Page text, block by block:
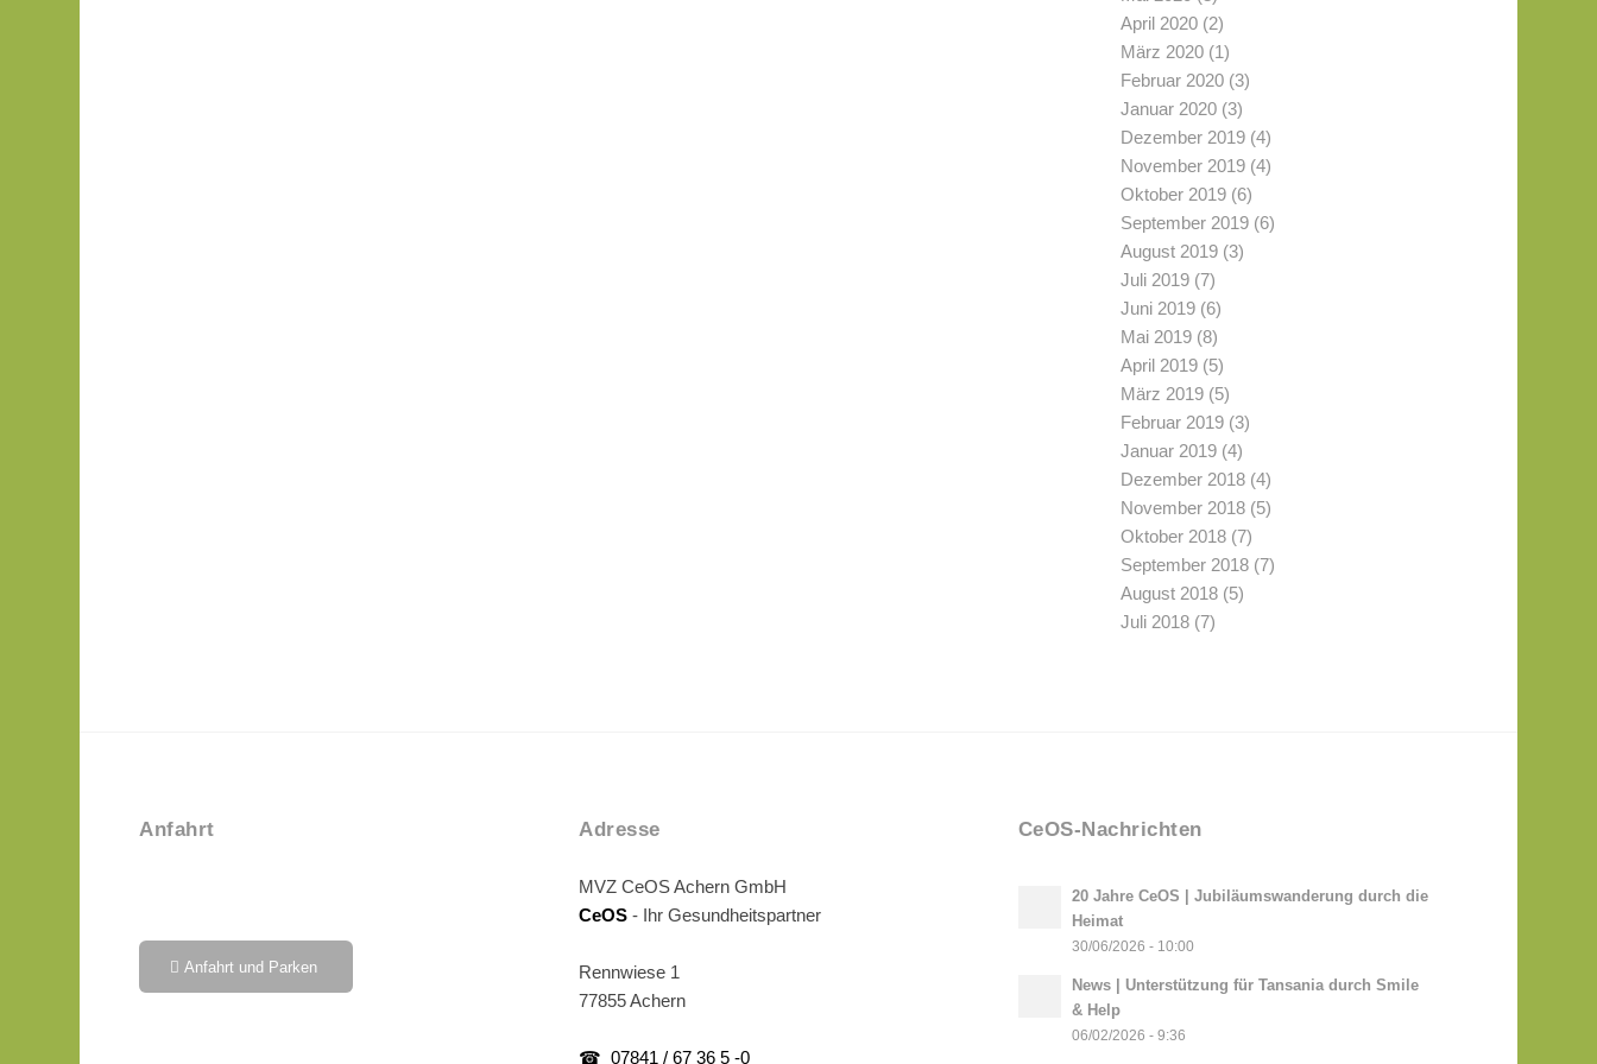
April 2020(2)
März 2020(1)
Februar 2020(3)
Januar 2020(3)
Dezember 2019(4)
November 2019(4)
Oktober 2019(6)
September 2019(6)
August 2019(3)
Juli 2019(7)
Juni 2019(6)
Mai 2019(8)
April 2019(5)
März 2019(5)
Februar 2019(3)
Januar 2019(4)
Dezember 2018(4)
November 2018(5)
Oktober 2018(7)
September 2018(7)
August 2018(5)
Juli 2018(7)
Anfahrt
Anfahrt und Parken
Adresse
MVZ CeOS Achern GmbH
CeOS - Ihr Gesundheitspartner
Rennwiese 1
77855 Achern
☎ 07841 / 67 36 5 -0
CeOS-Nachrichten
20 Jahre CeOS | Jubiläumswanderung durch die
Heimat
30/06/2026 - 10:00
News | Unterstützung für Tansania durch Smile
& Help
06/02/2026 - 9:36